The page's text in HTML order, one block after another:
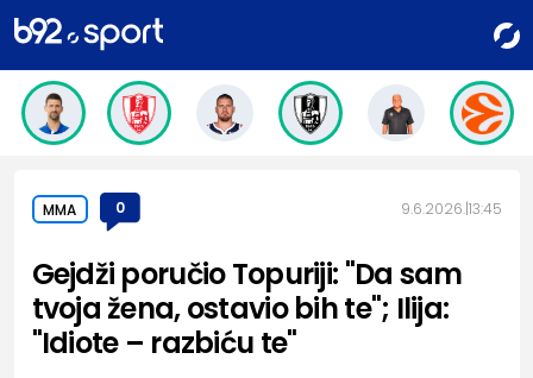
MMA 0 9.6.2026. 13:45
Gejdži poručio Topuriji: "Da sam
tvoja žena, ostavio bih te"; Ilija:
"Idiote – razbiću te"